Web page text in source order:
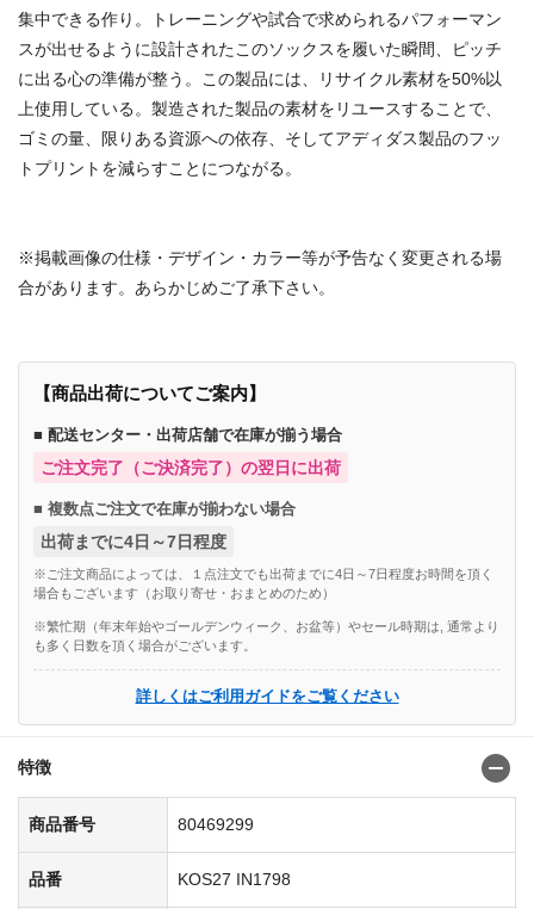
集中できる作り。トレーニングや試合で求められるパフォーマン
スが出せるように設計されたこのソックスを履いた瞬間、ピッチ
に出る心の準備が整う。この製品には、リサイクル素材を50%以
上使用している。製造された製品の素材をリユースすることで、
ゴミの量、限りある資源への依存、そしてアディダス製品のフッ
トプリントを減らすことにつながる。
※掲載画像の仕様・デザイン・カラー等が予告なく変更される場
合があります。あらかじめご了承下さい。
【商品出荷についてご案内】
■ 配送センター・出荷店舗で在庫が揃う場合
ご注文完了（ご決済完了）の翌日に出荷
■ 複数点ご注文で在庫が揃わない場合
出荷までに4日～7日程度
※ご注文商品によっては、１点注文でも出荷までに4日～7日程度お時間を頂く
場合もございます（お取り寄せ・おまとめのため）
※繁忙期（年末年始やゴールデンウィーク、お盆等）やセール時期は, 通常より
も多く日数を頂く場合がございます。
詳しくはご利用ガイドをご覧ください
特徴
商品番号 80469299
品番 KOS27 IN1798